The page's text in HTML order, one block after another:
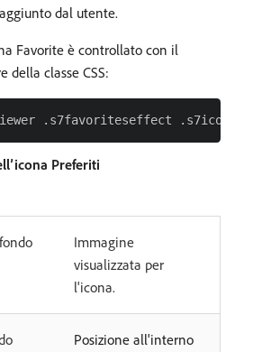
dal utente.
Favorite è controllato con il
della classe CSS:
Preferiti
Immagine
visualizzata per
l'icona.
Posizione all'interno